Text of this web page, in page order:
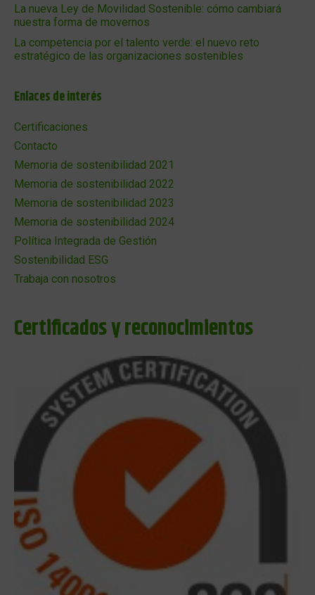
La nueva Ley de Movilidad Sostenible: cómo cambiará
nuestra forma de movernos
La competencia por el talento verde: el nuevo reto
estratégico de las organizaciones sostenibles
Enlaces de interés
Certificaciones
Contacto
Memoria de sostenibilidad 2021
Memoria de sostenibilidad 2022
Memoria de sostenibilidad 2023
Memoria de sostenibilidad 2024
Política Integrada de Gestión
Sostenibilidad ESG
Trabaja con nosotros
Certificados y reconocimientos